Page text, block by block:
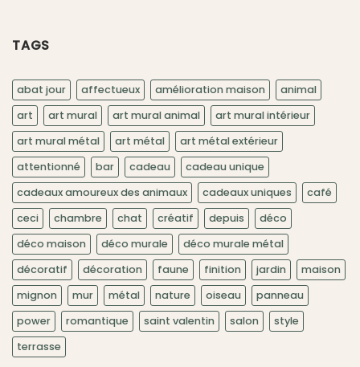
TAGS
abat jour affectueux amélioration maison
animal
art
art mural art mural animal
art mural intérieur
art mural métal
art métal
art métal extérieur
attentionné
bar cadeau
cadeau unique
cadeaux amoureux des animaux
cadeaux uniques
café
ceci
chambre chat créatif depuis
déco
déco maison
déco murale
déco murale métal
décoratif
décoration faune finition jardin
maison
mignon
mur métal nature oiseau
panneau
power
romantique saint valentin salon
style
terrasse